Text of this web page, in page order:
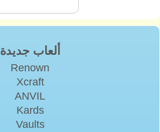
ألعاب جديدة
Renown
Xcraft
ANVIL
Kards
Vaults